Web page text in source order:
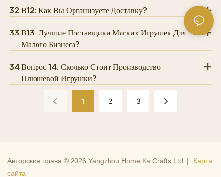
32 В12: Как Вы Организуете Доставку?
33 В13. Лучшие Поставщики Мягких Игрушек Для
Малого Бизнеса?
34Вопрос 14. Сколько Стоит Производство
Плюшевой Игрушки?
1 2 3
Авторские права © 2026 Yangzhou Home Ka Crafts Ltd. |
Карта
сайта